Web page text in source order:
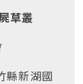
草叢
縣新湖國